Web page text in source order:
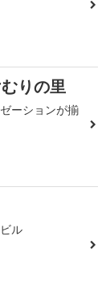
りの里
ーションが揃
ル